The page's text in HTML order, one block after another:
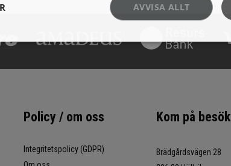
Policy / om oss
Integritetspolicy (GDPR)
Kom på besök
Brädgårdsvägen 28
AVVISA ALLT